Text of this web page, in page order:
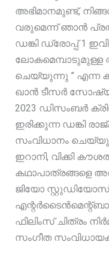
അഭിമാനമുണ്ട്,
വരുമെന്ന് ഞാൻ
ഡങ്കി ഡ്രോപ്പ് 1
ലോകമെമ്പാടുമുള്ള
ചെയ്യുന്നു ” എന്ന
ഖാൻ ടീസർ
2023 ഡിസംബർ
ഇരിക്കുന്ന ഡങ്കി
സംവിധാനം
ഇറാനി, വിക്കി
കഥാപാത്രങ്ങളെ
ജിയോ
ഫിലിംസ് ചിത്രം
സംഗീത